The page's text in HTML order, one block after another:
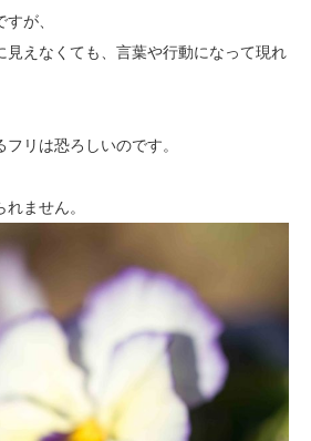
が、
見えなくても、言葉や行動になって現れ
リは恐ろしいのです。
ません。